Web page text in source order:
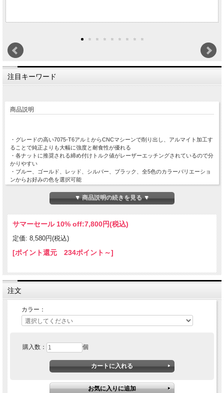
注目キーワード
商品説明
・グレードの高い7075-T6アルミからCNCマシーンで削り出し、アルマイト加工す
ることで純正よりも大幅に強度と耐食性が優れる
・各ナットに推奨される締め付けトルク値がレーザーエッチングされているので分
かりやすい
・ブルー、ゴールド、レッド、シルバー、ブラック、全5色のカラーバリエーショ
ンからお好みの色を選択可能
・各セットは繰り返し使うリユースに適した缶容器でお届け
・アメリカ製
APRILIA RSV 4,TUONO 06-14用スプロケットナット5個セットです。
適合車種
Aprilia RSV4 2006-2014
Aprilia TUONO1000 2006-2014
※パッケージが缶製から順次プラスチック製に変更されております。予めご了承く
ださい。
※画像はイメージであり実物と異なる場合があります。
▼ 商品説明の続きを見る ▼
サマーセール 10% off:7,800円(税込)
定価: 8,580円(税込)
[ポイント還元 234ポイント～]
注文
カラー：
購入数： 個